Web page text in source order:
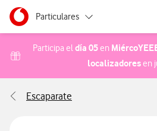
Ir a la pagina principal de vodafone.es
Menu navegación Segmento
Particulares
Autónomos
Grandes empresas y AA.PP.
Participa eldía 05en
localizadoresen
Escaparate